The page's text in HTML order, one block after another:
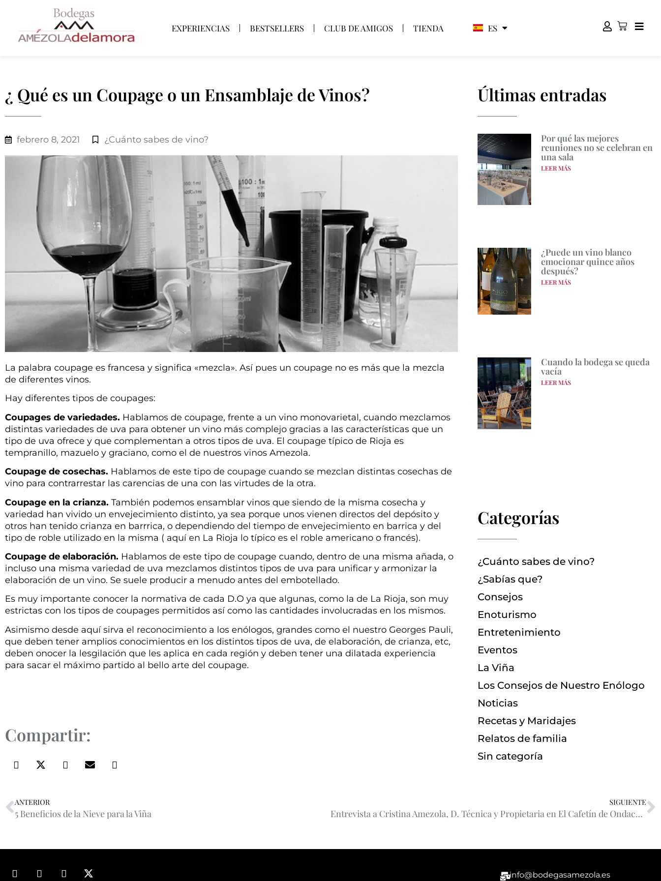
EXPERIENCIAS BESTSELLERS CLUB DE AMIGOS TIENDA ES
EN
¿ Qué es un Coupage o un Ensamblaje de Vinos?
febrero 8, 2021 ¿Cuánto sabes de vino?
La palabra coupage es francesa y significa «mezcla». Así pues un coupage no es más que la mezcla
de diferentes vinos.
Hay diferentes tipos de coupages:
Coupages de variedades. Hablamos de coupage, frente a un vino monovarietal, cuando mezclamos
distintas variedades de uva para obtener un vino más complejo gracias a las características que un
tipo de uva ofrece y que complementan a otros tipos de uva. El coupage típico de Rioja es
tempranillo, mazuelo y graciano, como el de nuestros vinos Amezola.
Coupage de cosechas. Hablamos de este tipo de coupage cuando se mezclan distintas cosechas de
vino para contrarrestar las carencias de una con las virtudes de la otra.
Coupage en la crianza. También podemos ensamblar vinos que siendo de la misma cosecha y
variedad han vivido un envejecimiento distinto, ya sea porque unos vienen directos del depósito y
otros han tenido crianza en barrrica, o dependiendo del tiempo de envejecimiento en barrica y del
tipo de roble utilizado en la misma ( aquí en La Rioja lo típico es el roble americano o francés).
Coupage de elaboración. Hablamos de este tipo de coupage cuando, dentro de una misma añada, o
incluso una misma variedad de uva mezclamos distintos tipos de uva para unificar y armonizar la
elaboración de un vino. Se suele producir a menudo antes del embotellado.
Es muy importante conocer la normativa de cada D.O ya que algunas, como la de La Rioja, son muy
estrictas con los tipos de coupages permitidos así como las cantidades involucradas en los mismos.
Asimismo desde aquí sirva el reconocimiento a los enólogos, grandes como el nuestro Georges Pauli,
que deben tener amplios conocimientos en los distintos tipos de uva, de elaboración, de crianza, etc,
deben onocer la lesgilación que les aplica en cada región y deben tener una dilatada experiencia
para sacar el máximo partido al bello arte del coupage.
Compartir:
Últimas entradas
Por qué las mejores
reuniones no se celebran en
una sala
LEER MÁS
¿Puede un vino blanco
emocionar quince años
después?
LEER MÁS
Cuando la bodega se queda
vacía
LEER MÁS
Categorías
¿Cuánto sabes de vino?
¿Sabías que?
Consejos
Enoturismo
Entretenimiento
Eventos
La Viña
Los Consejos de Nuestro Enólogo
Noticias
Recetas y Maridajes
Relatos de familia
Sin categoría
ANTERIOR
5 Beneficios de la Nieve para la Viña
SIGUIENTE
Entrevista a Cristina Amezola, D. Técnica y Propietaria en El Cafetín de Ondacero Cantabria
info@bodegasamezola.es